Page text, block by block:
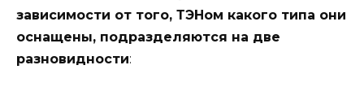
зависимости от того, ТЭНом какого типа они
оснащены, подразделяются на две
разновидности: